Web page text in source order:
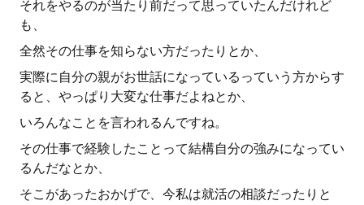
それをやるのが当たり前だって思っていたんだけれど
も、
全然その仕事を知らない方だったりとか、
実際に自分の親がお世話になっているっていう方からす
ると、やっぱり大変な仕事だよねとか、
いろんなことを言われるんですね。
その仕事で経験したことって結構自分の強みになってい
るんだなとか、
そこがあったおかげで、今私は就活の相談だったりと